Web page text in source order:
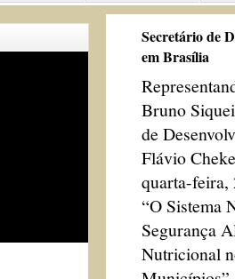
Secretário de
em Brasília
Bruno
de
Flávio
quarta-feira,
“O Sistema
Segurança
Nutricional